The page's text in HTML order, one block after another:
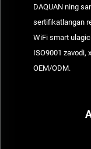
DAQUAN ning
sertifikatlangan
WiFi smart
ISO9001 zavodi,
OEM/ODM.